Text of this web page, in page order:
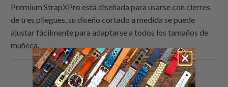
Premium StrapXPro está diseñada para usarse con cierres
de tres pliegues, su diseño cortado a medida se puede
ajustar fácilmente para adaptarse a todos los tamaños de
muñeca.
ComparteComparteCompartirEmail